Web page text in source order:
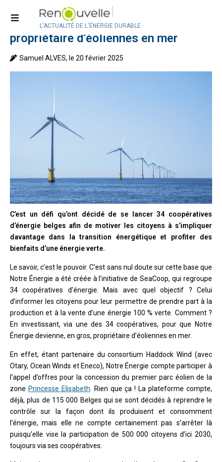
L'ACTUALITÉ DE L'ÉNERGIE DURABLE
Notre Énergie ou comment devenir
propriétaire d’éoliennes en mer
Samuel ALVES, le 20 février 2025
C’est un défi qu’ont décidé de se lancer 34 coopératives
d’énergie belges afin de motiver les citoyens à s’impliquer
davantage dans la transition énergétique et profiter des
bienfaits d’une énergie verte.
Le savoir, c’est le pouvoir. C’est sans nul doute sur cette base que
Notre Énergie a été créée à l’initiative de SeaCoop, qui regroupe
34 coopératives d’énergie. Mais avec quel objectif ? Celui
d’informer les citoyens pour leur permettre de prendre part à la
production et à la vente d’une énergie 100 % verte. Comment ?
En investissant, via une des 34 coopératives, pour que Notre
Énergie devienne, en gros, propriétaire d’éoliennes en mer.
En effet, étant partenaire du consortium Haddock Wind (avec
Otary, Ocean Winds et Eneco), Notre Énergie compte participer à
l’appel d’offres pour la concession du premier parc éolien de la
zone Princesse Elisabeth . Rien que ça ! La plateforme compte,
déjà, plus de 115 000 Belges qui se sont décidés à reprendre le
contrôle sur la façon dont ils produisent et consomment
l’énergie, mais elle ne compte certainement pas s’arrêter là
puisqu’elle vise la participation de 500 000 citoyens d’ici 2030,
toujours via ses coopératives.